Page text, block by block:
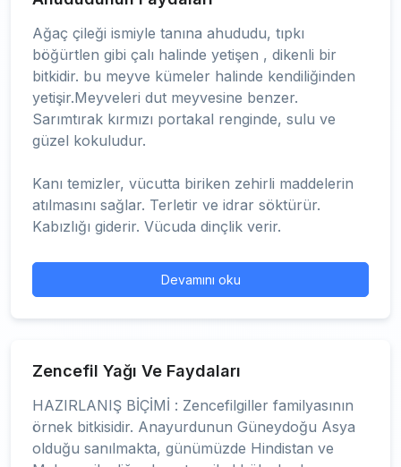
Ağaç çileği ismiyle tanına ahududu, tıpkı
böğürtlen gibi çalı halinde yetişen , dikenli bir
bitkidir. bu meyve kümeler halinde kendiliğinden
yetişir.Meyveleri dut meyvesine benzer.
Sarımtırak kırmızı portakal renginde, sulu ve
güzel kokuludur.
Kanı temizler, vücutta biriken zehirli maddelerin
atılmasını sağlar. Terletir ve idrar söktürür.
Kabızlığı giderir. Vücuda dinçlik verir.
Devamını oku
Zencefil Yağı Ve Faydaları
HAZIRLANIŞ BİÇİMİ : Zencefilgiller familyasının
örnek bitkisidir. Anayurdunun Güneydoğu Asya
olduğu sanılmakta, günümüzde Hindistan ve